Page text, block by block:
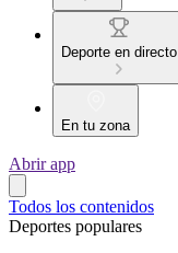
Deporte en directo
En tu zona
Abrir app
Todos los contenidos
Deportes populares